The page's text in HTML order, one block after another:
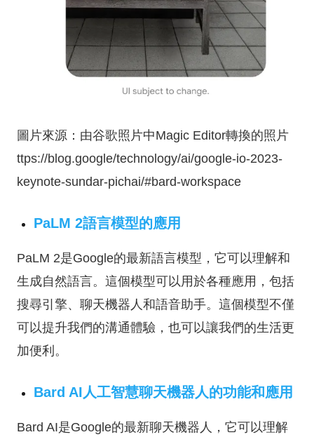
圖片來源：由谷歌照片中Magic Editor轉換的照片
ttps://blog.google/technology/ai/google-io-2023-
keynote-sundar-pichai/#bard-workspace
PaLM 2語言模型的應用
PaLM 2是Google的最新語言模型，它可以理解和
生成自然語言。這個模型可以用於各種應用，包括
搜尋引擎、聊天機器人和語音助手。這個模型不僅
可以提升我們的溝通體驗，也可以讓我們的生活更
加便利。
Bard AI人工智慧聊天機器人的功能和應用
Bard AI是Google的最新聊天機器人，它可以理解